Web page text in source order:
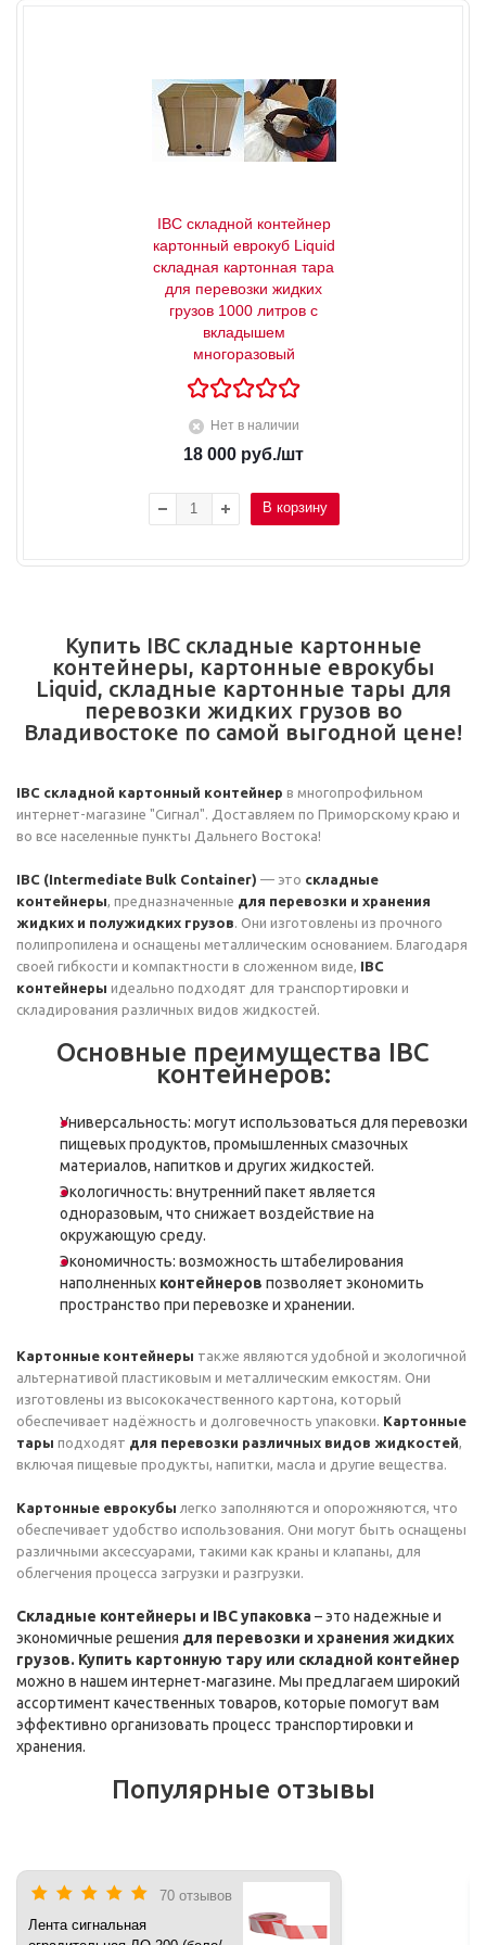
IBC складной контейнер
картонный еврокуб Liquid
складная картонная тара
для перевозки жидких
грузов 1000 литров с
вкладышем
многоразовый
Нет в наличии
18 000 руб./шт
В корзину
Купить IBC складные картонные
контейнеры, картонные еврокубы
Liquid, складные картонные тары для
перевозки жидких грузов во
Владивостоке по самой выгодной цене!
IBC складной картонный контейнер в многопрофильном
интернет-магазине "Сигнал". Доставляем по Приморскому краю и
во все населенные пункты Дальнего Востока!
IBC (Intermediate Bulk Container) — это складные
контейнеры , предназначенные для перевозки и хранения
жидких и полужидких грузов . Они изготовлены из прочного
полипропилена и оснащены металлическим основанием. Благодаря
своей гибкости и компактности в сложенном виде, IBC
контейнеры идеально подходят для транспортировки и
складирования различных видов жидкостей.
Основные преимущества IBC
контейнеров:
Универсальность: могут использоваться для перевозки
пищевых продуктов, промышленных смазочных
материалов, напитков и других жидкостей.
Экологичность: внутренний пакет является
одноразовым, что снижает воздействие на
окружающую среду.
Экономичность: возможность штабелирования
наполненных контейнеров позволяет экономить
пространство при перевозке и хранении.
Картонные контейнеры также являются удобной и экологичной
альтернативой пластиковым и металлическим емкостям. Они
изготовлены из высококачественного картона, который
обеспечивает надёжность и долговечность упаковки. Картонные
тары подходят для перевозки различных видов жидкостей
включая пищевые продукты, напитки, масла и другие вещества.
Картонные еврокубы легко заполняются и опорожняются, что
обеспечивает удобство использования. Они могут быть оснащены
различными аксессуарами, такими как краны и клапаны, для
облегчения процесса загрузки и разгрузки.
Складные контейнеры и IBC упаковка– это надежные и
экономичные решения для перевозки и хранения жидких
грузов. Купить картонную тару или складной контейнер
можно в нашем интернет-магазине. Мы предлагаем широкий
ассортимент качественных товаров, которые помогут вам
эффективно организовать процесс транспортировки и
хранения.
Популярные отзывы
70 отзывов
Лента сигнальная